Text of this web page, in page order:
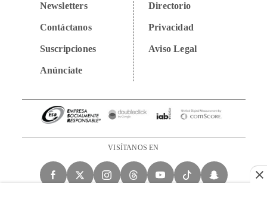
Newsletters
Contáctanos
Suscripciones
Anúnciate
Directorio
Privacidad
Aviso Legal
VISÍTANOS EN